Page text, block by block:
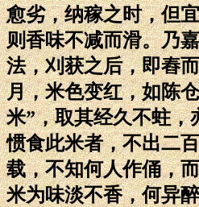
愈劣，纳稼之时，但
则香味不减而滑。乃
法，刈获之后，即舂
月，米色变红，如陈
米”，取其经久不蛀，
惯食此米者，不出二
载，不知何人作俑，
米为味淡不香，何异